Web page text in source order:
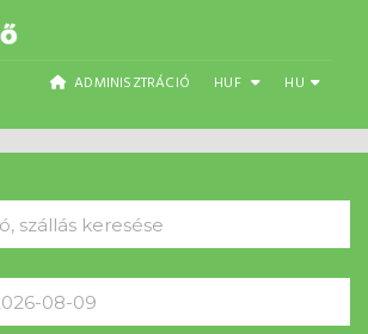
ADMINISZTRÁCIÓ HUF HU